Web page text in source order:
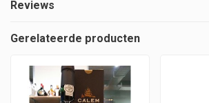
Reviews
Gerelateerde producten